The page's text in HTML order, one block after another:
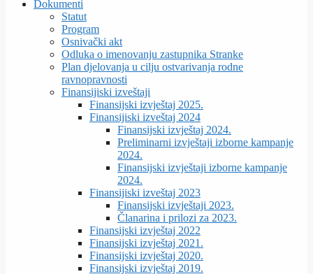
Dokumenti
Statut
Program
Osnivački akt
Odluka o imenovanju zastupnika Stranke
Plan djelovanja u cilju ostvarivanja rodne
ravnopravnosti
Finansijiski izveštaji
Finansijski izvještaj 2025.
Finansijiski izveštaj 2024
Finansijski izvještaj 2024.
Preliminarni izvještaji izborne kampanje
2024.
Finansijski izvještaji izborne kampanje
2024.
Finansijiski izveštaj 2023
Finansijski izvještaji 2023.
Članarina i prilozi za 2023.
Finansijski izvještaj 2022
Finansijski izvještaj 2021.
Finansijski izvještaj 2020.
Finansijski izvještaj 2019.